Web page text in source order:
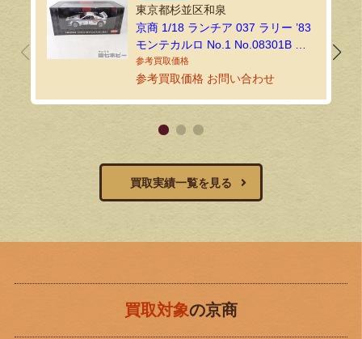
東京都杉並区和泉
京商 1/18 ランチア 037 ラリー ’83
モンテカルロ No.1 No.08301B ミ
ニカーをお買い取りいたしました
｜環七ホビーの宅配買取
参考買取価格 お問い合わせ
買取実績一覧を見る
買取対象の京商